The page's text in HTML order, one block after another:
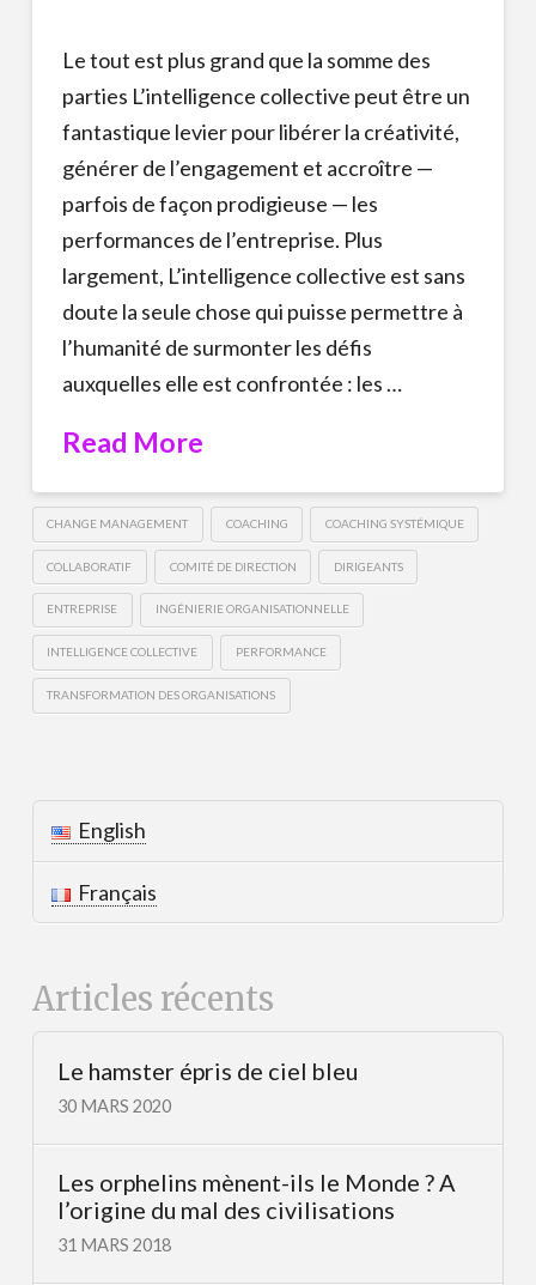
Le tout est plus grand que la somme des
parties L’intelligence collective peut être un
fantastique levier pour libérer la créativité,
générer de l’engagement et accroître —
parfois de façon prodigieuse — les
performances de l’entreprise. Plus
largement, L’intelligence collective est sans
doute la seule chose qui puisse permettre à
l’humanité de surmonter les défis
auxquelles elle est confrontée : les …
Read More
CHANGE MANAGEMENT COACHING COACHING SYSTÉMIQUE
COLLABORATIF COMITÉ DE DIRECTION DIRIGEANTS
ENTREPRISE INGÉNIERIE ORGANISATIONNELLE
INTELLIGENCE COLLECTIVE PERFORMANCE
TRANSFORMATION DES ORGANISATIONS
English
Français
Articles récents
Le hamster épris de ciel bleu
30 MARS 2020
Les orphelins mènent-ils le Monde ? A
l’origine du mal des civilisations
31 MARS 2018